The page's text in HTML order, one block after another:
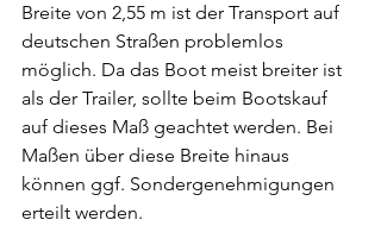
Breite von 2,55 m ist der Transport auf
deutschen Straßen problemlos
möglich. Da das Boot meist breiter ist
als der Trailer, sollte beim Bootskauf
auf dieses Maß geachtet werden. Bei
Maßen über diese Breite hinaus
können ggf. Sondergenehmigungen
erteilt werden.